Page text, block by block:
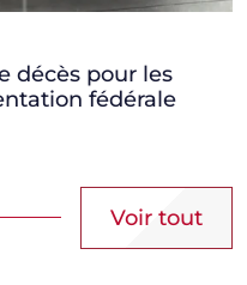
décès pour les
fédérale
Voir tout